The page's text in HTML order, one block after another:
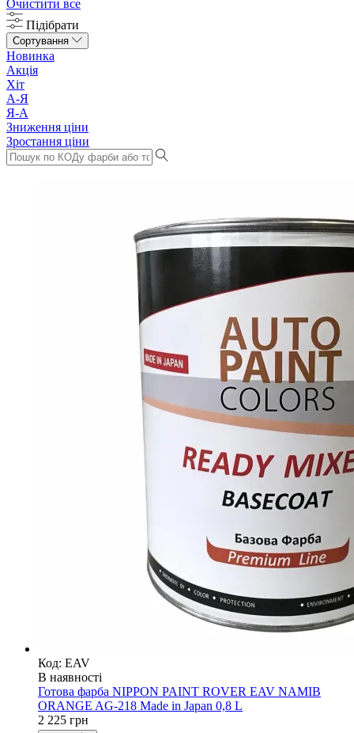
Очистити все
Підібрати
Сортування
Новинка
Акція
Хіт
А-Я
Я-А
Зниження ціни
Зростання ціни
Код: EAV
В наявності
Готова фарба NIPPON PAINT ROVER EAV NAMIB
ORANGE AG-218 Made in Japan 0,8 L
2 225 грн